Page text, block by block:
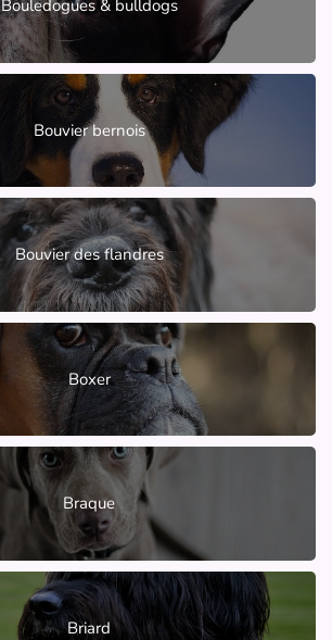
Bouledogues & bulldogs
Bouvier bernois
Bouvier des flandres
Boxer
Braque
Briard